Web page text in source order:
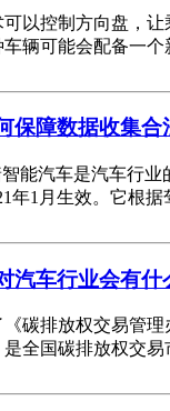
以控制方向盘，
辆可能会配备一
保障数据收集合
能汽车是汽车行
年1月生效。它根
汽车行业会有什
碳排放权交易管
全国碳排放权交易